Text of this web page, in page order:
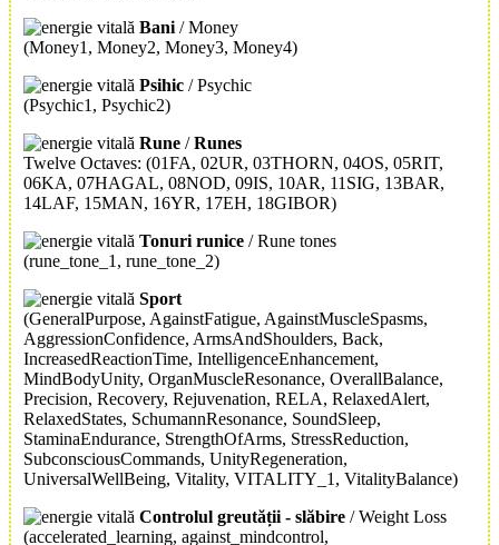
Bani / Money
(Money1, Money2, Money3, Money4)
Psihic / Psychic
(Psychic1, Psychic2)
Rune /Runes
Twelve Octaves: (01FA, 02UR, 03THORN, 04OS, 05RIT,
06KA, 07HAGAL, 08NOD, 09IS, 10AR, 11SIG, 13BAR,
14LAF, 15MAN, 16YR, 17EH, 18GIBOR)
Tonuri runice / Rune tones
(rune_tone_1, rune_tone_2)
Sport
(GeneralPurpose, AgainstFatigue, AgainstMuscleSpasms,
AggressionConfidence, ArmsAndShoulders, Back,
IncreasedReactionTime, IntelligenceEnhancement,
MindBodyUnity, OrganMuscleResonance, OverallBalance,
Precision, Recovery, Rejuvenation, RELA, RelaxedAlert,
RelaxedStates, SchumannResonance, SoundSleep,
StaminaEndurance, StrengthOfArms, StressReduction,
SubconsciousCommands, UnityRegeneration,
UniversalWellBeing, Vitality, VITALITY_1, VitalityBalance)
Controlul greutății - slăbire / Weight Loss
(accelerated_learning, against_mindcontrol,